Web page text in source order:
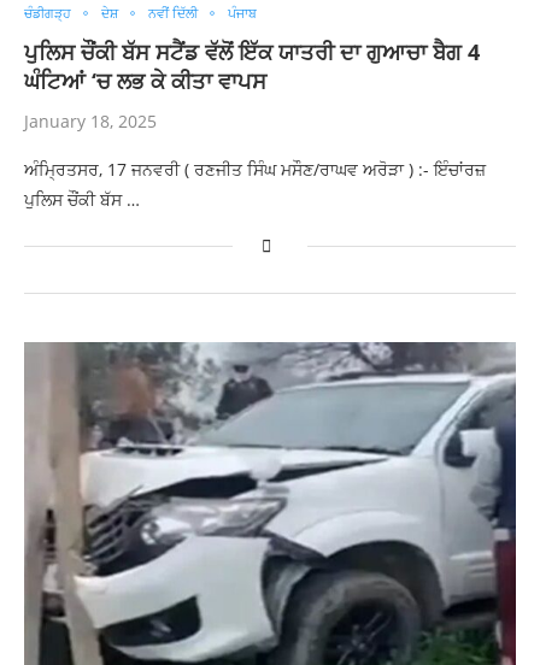
ਚੰਡੀਗੜ੍ਹ ਦੇਸ਼ ਨਵੀਂ ਦਿੱਲੀ ਪੰਜਾਬ
ਪੁਲਿਸ ਚੌਂਕੀ ਬੱਸ ਸਟੈਂਡ ਵੱਲੋਂ ਇੱਕ ਯਾਤਰੀ ਦਾ ਗੁਆਚਾ ਬੈਗ 4
ਘੰਟਿਆਂ ‘ਚ ਲਭ ਕੇ ਕੀਤਾ ਵਾਪਸ
January 18, 2025
ਅੰਮ੍ਰਿਤਸਰ, 17 ਜਨਵਰੀ ( ਰਣਜੀਤ ਸਿੰਘ‌ ਮਸੌਣ/ਰਾਘਵ ਅਰੋੜਾ ) :- ਇੰਚਾਂਰਜ਼
ਪੁਲਿਸ ਚੌਂਕੀ ਬੱਸ …